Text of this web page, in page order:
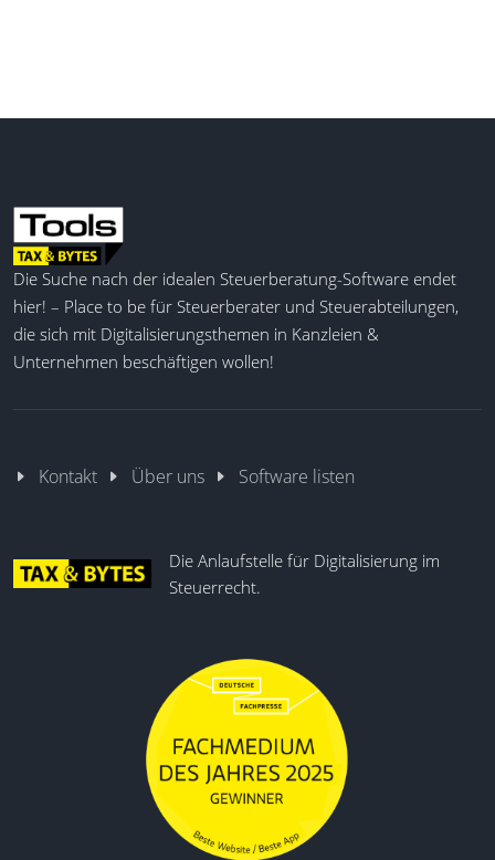
Steuer-Coaches & Beratung
KI-basierte Steuerprüfung
Automatische Steuerrücklagen
Individuelle Rechnungsvorlagen
Einnahmen & Ausgaben verwalten
Die Suche nach der idealen Steuerberatung-Software endet
hier! – Place to be für Steuerberater und Steuerabteilungen,
die sich mit Digitalisierungsthemen in Kanzleien &
Unternehmen beschäftigen wollen!
Kontakt Über uns Software listen
Die Anlaufstelle für Digitalisierung im
Steuerrecht.